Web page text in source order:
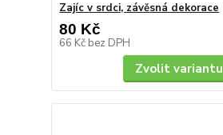
Zajíc v srdci, závěsná dekorace
80 Kč
66 Kč bez DPH
Zvolit variantu